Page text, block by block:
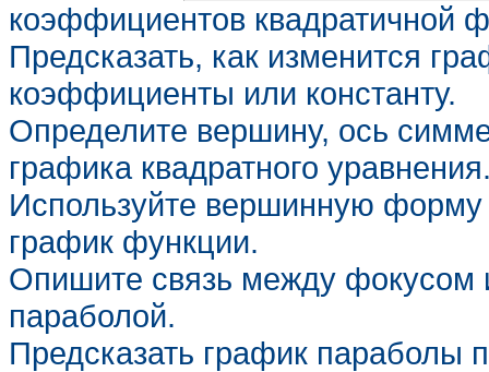
коэффициентов квадратичной
Предсказать, как изменится
коэффициенты или константу.
Определите вершину, ось
графика квадратного
Используйте вершинную форму
график функции.
Опишите связь между фокусом
параболой.
Предсказать график параболы